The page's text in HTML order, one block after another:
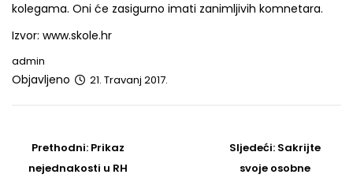
kolegama. Oni će zasigurno imati zanimljivih komnetara.
Izvor: www.skole.hr
admin
Objavljeno 21. Travanj 2017.
navigation
Prethodni: Prethodni
post
Prikaz
nejednakosti u RH
Sljedeći: Sljedeći
Post
Sakrijte
svoje osobne